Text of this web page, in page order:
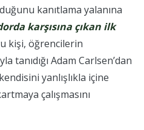
kanıtlama yalanına
karşısına çıkan ilk
kişi, öğrencilerin
tanıdığı Adam Carlsen’dan
yanlışlıkla içine
çalışmasını